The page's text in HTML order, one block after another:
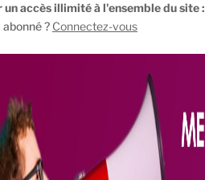
un accès illimité à l'ensemble du site :
abonné ? Connectez-vous